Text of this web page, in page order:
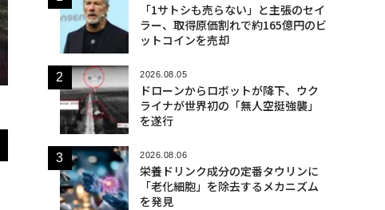
「1サトシも売らない」と主張のセイ
ラー、取得原価割れで約165億円のビ
ットコインを売却
2026.08.05
ドローンからロボットが降下、ウク
ライナが世界初の「無人空挺強襲」
を遂行
2026.08.06
栄養ドリンク成分の定番タウリンに
「老化細胞」を除去するメカニズム
を発見